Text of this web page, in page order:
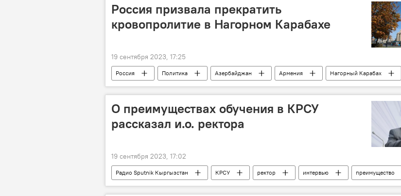
Россия призвала прекратить
кровопролитие в Нагорном Карабахе
19 сентября 2023, 17:25
Россия Политика Азербайджан Армения
Нагорный Карабах
Мария Захарова
заявление
О преимуществах обучения в КРСУ
рассказал и.о. ректора
19 сентября 2023, 17:02
Радио Sputnik Кыргызстан КРСУ ректор интервью
преимущество
обучение
вузы Денис Фомин-Нилов